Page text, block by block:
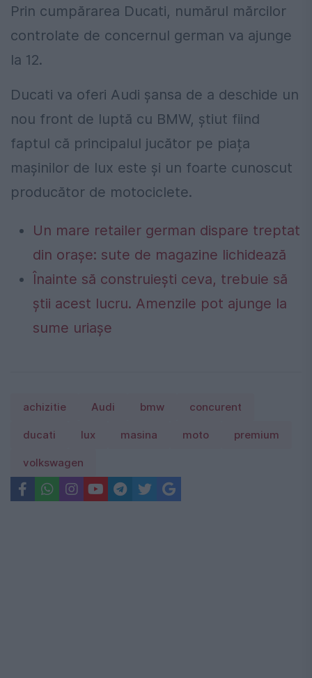
Prin cumpărarea Ducati, numărul mărcilor
controlate de concernul german va ajunge
la 12.
Ducati va oferi Audi șansa de a deschide un
nou front de luptă cu BMW, știut fiind
faptul că principalul jucător pe piața
mașinilor de lux este și un foarte cunoscut
producător de motociclete.
Un mare retailer german dispare treptat
din orașe: sute de magazine lichidează
Înainte să construiești ceva, trebuie să
știi acest lucru. Amenzile pot ajunge la
sume uriașe
achizitie Audi bmw concurent
ducati lux masina moto premium
volkswagen